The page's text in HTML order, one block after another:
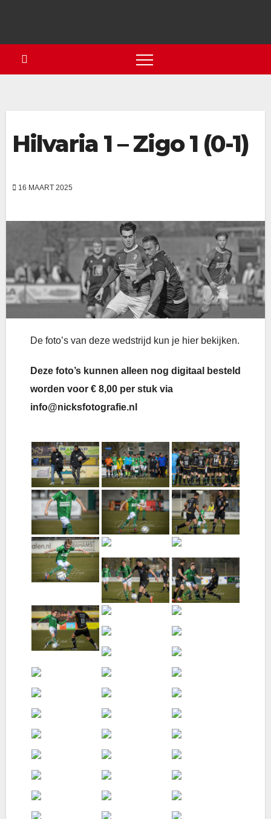
Hilvaria 1 – Zigo 1 (0-1)
16 MAART 2025
De foto’s van deze wedstrijd kun je hier bekijken.
Deze foto’s kunnen alleen nog digitaal besteld
worden voor € 8,00 per stuk via
info@nicksfotografie.nl